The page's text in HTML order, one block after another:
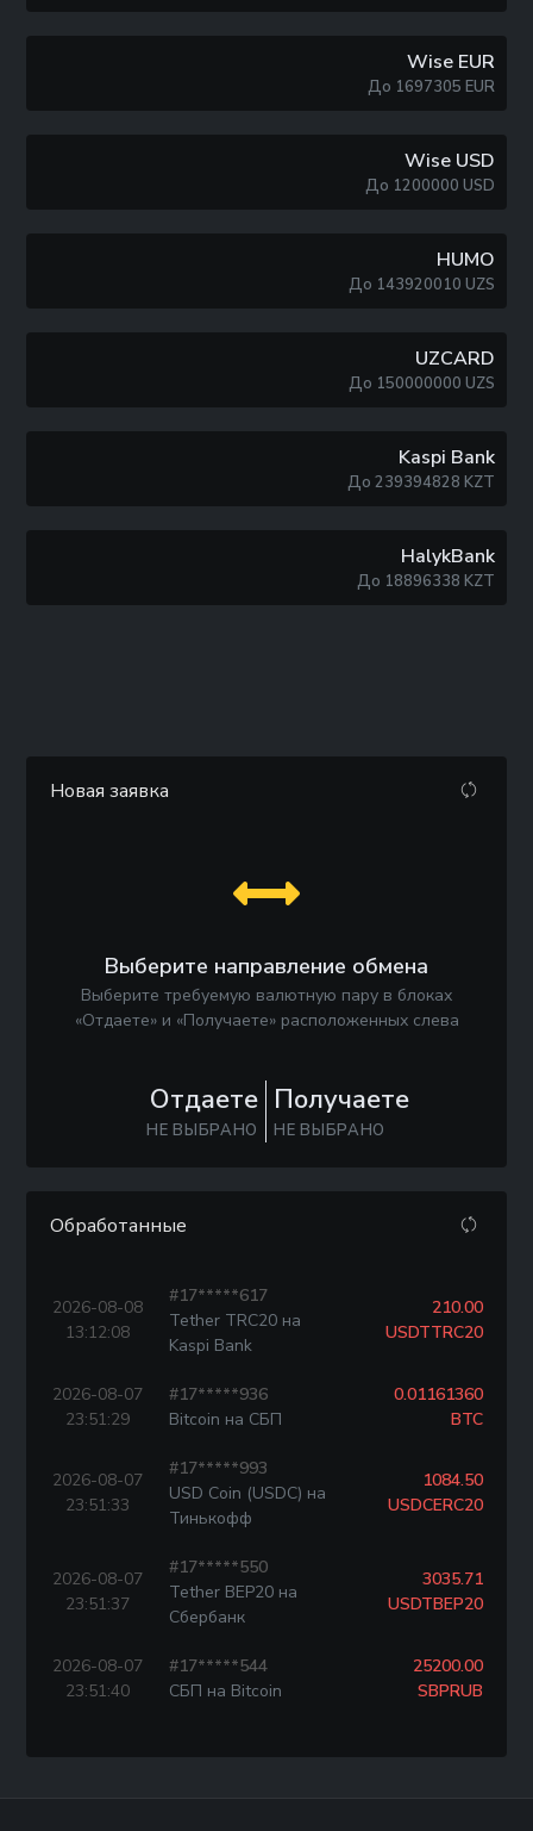
Wise EUR
До 1697305 EUR
Wise USD
До 1200000 USD
HUMO
До 143920010 UZS
UZCARD
До 150000000 UZS
Kaspi Bank
До 239394828 KZT
HalykBank
До 18896338 KZT
Новая заявка
Выберите направление обмена
Выберите требуемую валютную пару в блоках
«Отдаете» и «Получаете» расположенных слева
Отдаете
НЕ ВЫБРАНО
Получаете
НЕ ВЫБРАНО
Обработанные
2026-08-08
13:12:08
#17*****617
Tether TRC20 на
Kaspi Bank
210.00
USDTTRC20
2026-08-07
23:51:29
#17*****936
Bitcoin на СБП
0.01161360
BTC
2026-08-07
23:51:33
#17*****993
USD Coin (USDC) на
Тинькофф
1084.50
USDCERC20
2026-08-07
23:51:37
#17*****550
Tether BEP20 на
Сбербанк
3035.71
USDTBEP20
2026-08-07
23:51:40
#17*****544
СБП на Bitcoin
25200.00
SBPRUB